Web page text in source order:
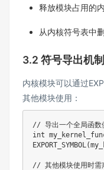
释放模块占用的
从内核符号表中
3.2 符号导出机
内核模块可以通过
其他模块使用：
// 导出一个全局函数
int
// 其他模块使用时需